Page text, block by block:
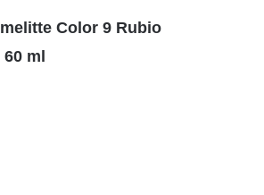
Color 9 Rubio
ml